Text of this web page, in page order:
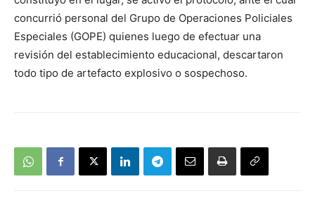
audio
concurrió personal del Grupo de Operaciones Policiales
Especiales (GOPE) quienes luego de efectuar una
revisión del establecimiento educacional, descartaron
todo tipo de artefacto explosivo o sospechoso.